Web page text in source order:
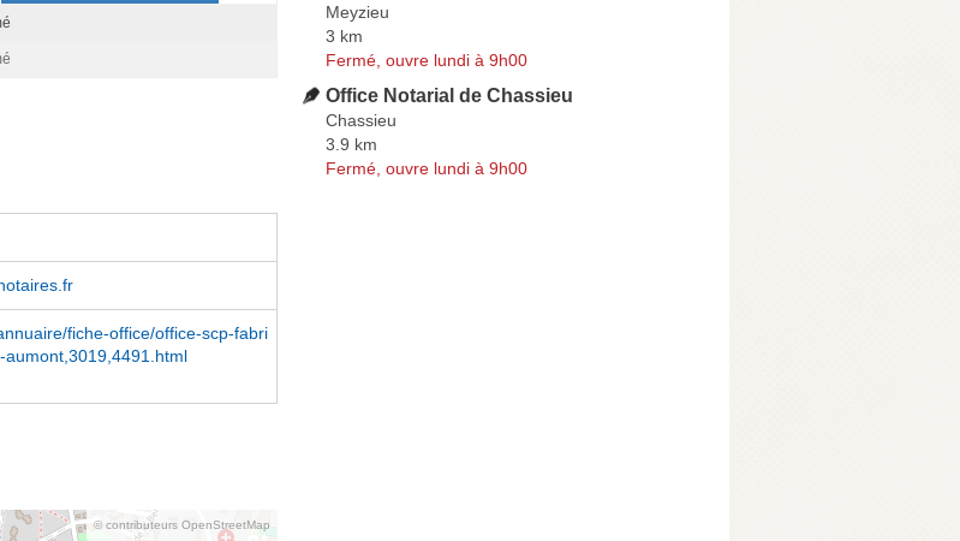
fiche-office/office-scp-fabri
© contributeurs OpenStreetMap
Meyzieu
3 km
Fermé, ouvre lundi à 9h00
Office Notarial de Chassieu
Chassieu
3.9 km
Fermé, ouvre lundi à 9h00